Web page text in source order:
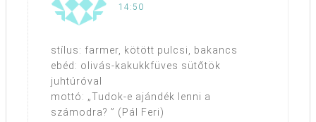
14:50
stílus: farmer, kötött pulcsi, bakancs
ebéd: olivás-kakukkfüves sütőtök
juhtúróval
mottó: „Tudok-e ajándék lenni a
számodra? ” (Pál Feri)